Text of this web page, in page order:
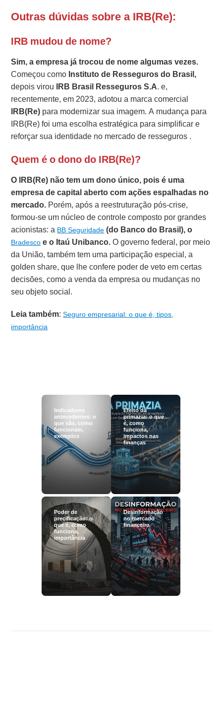
Outras dúvidas sobre a IRB(Re):
IRB mudou de nome?
Sim, a empresa já trocou de nome algumas vezes.
Começou como Instituto de Resseguros do Brasil,
depois virou IRB Brasil Resseguros S.A. e,
recentemente, em 2023, adotou a marca comercial
IRB(Re) para modernizar sua imagem. A mudança para
IRB(Re) foi uma escolha estratégica para simplificar e
reforçar sua identidade no mercado de resseguros .
Quem é o dono do IRB(Re)?
O IRB(Re) não tem um dono único, pois é uma
empresa de capital aberto com ações espalhadas no
mercado. Porém, após a reestruturação pós-crise,
formou-se um núcleo de controle composto por grandes
acionistas: a BB Seguridade (do Banco do Brasil), o
Bradesco e o Itaú Unibanco.O governo federal, por meio
da União, também tem uma participação especial, a
golden share, que lhe confere poder de veto em certas
decisões, como a venda da empresa ou mudanças no
seu objeto social.
Leia também:Seguro empresarial: o que é, tipos,
importância
Indicadores
antecedentes: o
que são, como
funcionam,
exemplos
Efeito da
primazia: o que
é, como
funciona,
impactos nas
finanças
Poder de
precificação: o
que é, como
funciona,
importância
Desinformação
no mercado
financeiro